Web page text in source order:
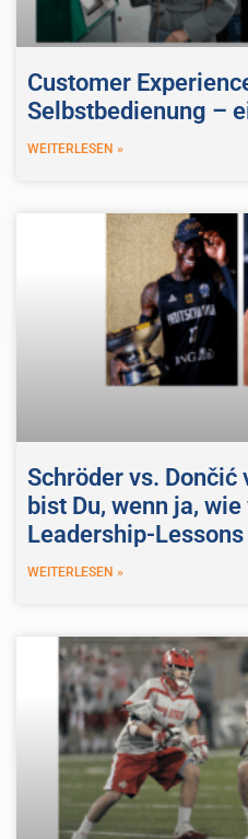
Customer
Selbstbedienung –
WEITERLESEN »
Schröder vs. Dončić
bist Du, wenn ja,
Leadership-Lessons
WEITERLESEN »